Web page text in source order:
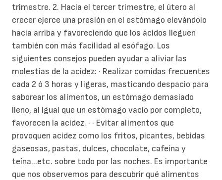
trimestre. 2. Hacia el tercer trimestre, el útero al
crecer ejerce una presión en el estómago elevándolo
hacia arriba y favoreciendo que los ácidos lleguen
también con más facilidad al esófago. Los
siguientes consejos pueden ayudar a aliviar las
molestias de la acidez: · Realizar comidas frecuentes
cada 2 ó 3 horas y ligeras, masticando despacio para
saborear los alimentos, un estómago demasiado
lleno, al igual que un estómago vacío por completo,
favorecen la acidez. · · Evitar alimentos que
provoquen acidez como los fritos, picantes, bebidas
gaseosas, pastas, dulces, chocolate, cafeína y
teína...etc. sobre todo por las noches. Es importante
que nos observemos para descubrir qué alimentos